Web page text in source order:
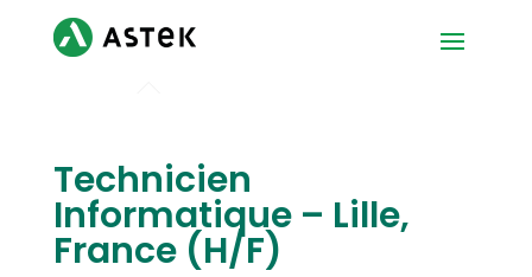
Technicien
Informatique – Lille,
France (H/F)